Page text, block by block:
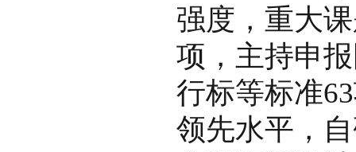
强度，重大
项，主持申
行标等标准
领先水平，